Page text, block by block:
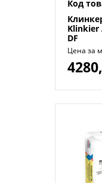
Код
Klinkier
DF
Цена за